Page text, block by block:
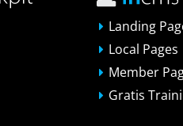
Landing
Local Pages
Member
Gratis